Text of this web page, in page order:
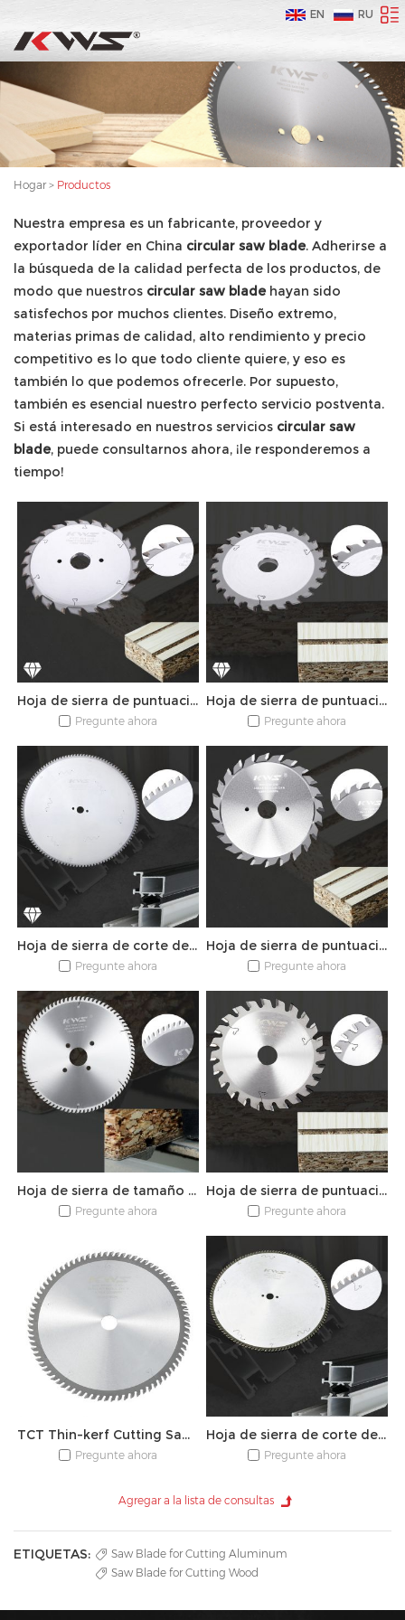
EN RU
Hogar> Productos
Nuestra empresa es un fabricante, proveedor y
exportador líder en China circular saw blade. Adherirse a
la búsqueda de la calidad perfecta de los productos, de
modo que nuestros circular saw bladehayan sido
satisfechos por muchos clientes. Diseño extremo,
materias primas de calidad, alto rendimiento y precio
competitivo es lo que todo cliente quiere, y eso es
también lo que podemos ofrecerle. Por supuesto,
también es esencial nuestro perfecto servicio postventa.
Si está interesado en nuestros servicios circular saw
blade, puede consultarnos ahora, ¡le responderemos a
tiempo!
Hoja de sierra de puntuación ajustable PCD
Pregunte ahora
Hoja de sierra de puntuación cónica PCD
Pregunte ahora
Hoja de sierra de corte de aluminio PCD
Pregunte ahora
Hoja de sierra de puntuación ajustable TCT
Pregunte ahora
Hoja de sierra de tamaño de panel TCT
Pregunte ahora
Hoja de sierra de puntuación cónica TCT
Pregunte ahora
TCT Thin-kerf Cutting Saw Blade
Pregunte ahora
Hoja de sierra de corte de aluminio TCT
Pregunte ahora
ETIQUETAS:
Saw Blade for Cutting Aluminum
Saw Blade for Cutting Wood